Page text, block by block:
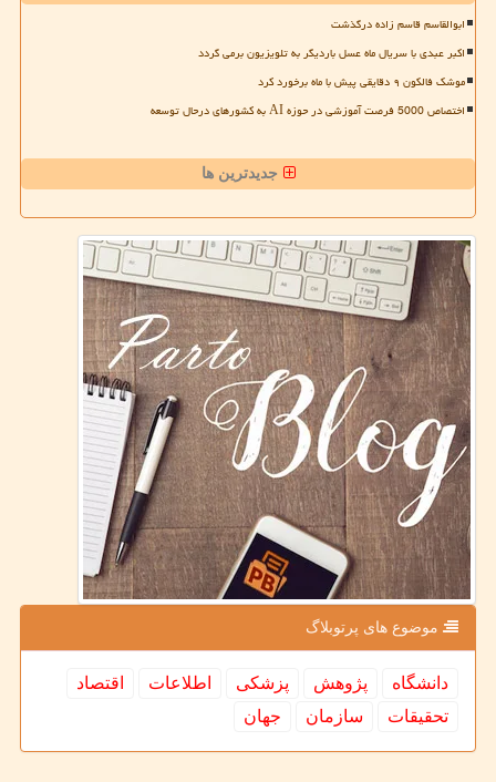
ابوالقاسم قاسم زاده درگذشت
اکبر عبدی با سریال ماه عسل باردیگر به تلویزیون برمی گردد
موشک فالکون ۹ دقایقی پیش با ماه برخورد کرد
اختصاص 5000 فرصت آموزشی در حوزه AI به کشورهای درحال توسعه
جدیدترین ها
موضوع های پرتوبلاگ
دانشگاه پژوهش پزشكی اطلاعات
اقتصاد
تحقیقات
سازمان جهان